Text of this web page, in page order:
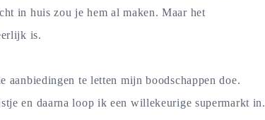
in huis zou je hem al maken. Maar het
is.
te letten mijn boodschappen doe.
en daarna loop ik een willekeurige supermarkt in.